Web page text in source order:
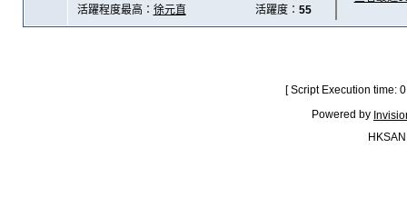
活躍程度最高： 徐元直 活躍度： 55
[ Script Execution time:
Powered by